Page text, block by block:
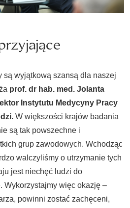
są wyjątkową szansą dla naszej
prof. dr hab. med. Jolanta
Instytutu Medycyny Pracy
W większości krajów badania
są tak powszechne i
grup zawodowych. Wchodząc
walczyliśmy o utrzymanie tych
jest niechęć ludzi do
Wykorzystajmy więc okazję –
powinni zostać zachęceni,